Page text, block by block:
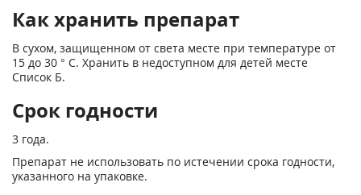
Как хранить препарат
В сухом, защищенном от света месте при температуре от
15 до 30 ° С. Хранить в недоступном для детей месте
Список Б.
Срок годности
3 года.
Препарат не использовать по истечении срока годности,
указанного на упаковке.